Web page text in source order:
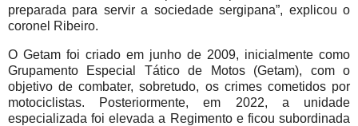
preparada para servir a sociedade sergipana”, explicou o
coronel Ribeiro.
O Getam foi criado em junho de 2009, inicialmente como
Grupamento Especial Tático de Motos (Getam), com o
objetivo de combater, sobretudo, os crimes cometidos por
motociclistas. Posteriormente, em 2022, a unidade
especializada foi elevada a Regimento e ficou subordinada